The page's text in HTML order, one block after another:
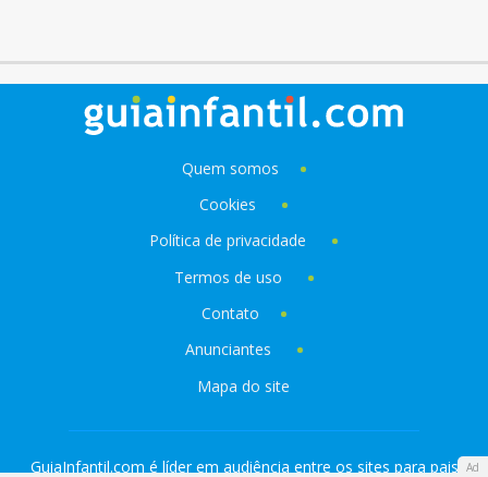
Ad
Quem somos
Cookies
Política de privacidade
Termos de uso
Contato
Anunciantes
Mapa do site
GuiaInfantil.com é líder em audiência entre os sites para pais